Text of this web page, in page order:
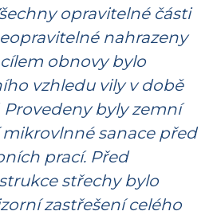
opravitelné části
nahrazeny
obnovy bylo
vzhledu vily v době
byly zemní
sanace před
prací. Před
střechy bylo
zastřešení celého